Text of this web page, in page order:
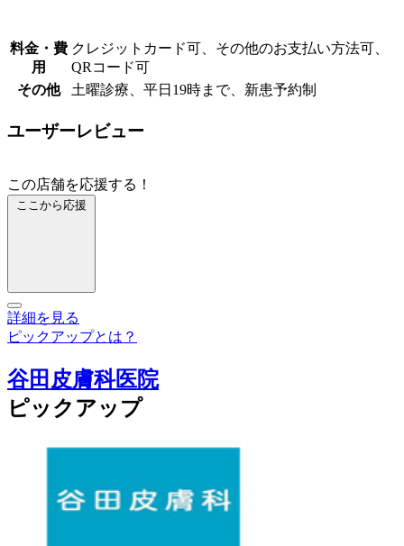
料金・費
用
クレジットカード可、その他のお支払い方法可、
QRコード可
その他
土曜診療、平日19時まで、新患予約制
ユーザーレビュー
この店舗を応援する！
ここから応援
詳細を見る
ピックアップとは？
谷田皮膚科医院
ピックアップ